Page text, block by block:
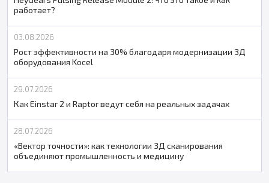
работает?
03.08.2026
Рост эффективности на 30% благодаря модернизации 3Д
оборудования Kocel
29.07.2026
Как Einstar 2 и Raptor ведут себя на реальных задачах
28.07.2026
«Вектор точности»: как технологии 3Д сканирования
объединяют промышленность и медицину